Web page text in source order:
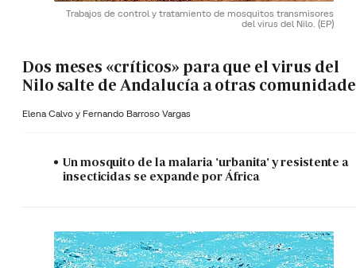
Trabajos de control y tratamiento de mosquitos transmisores
del virus del Nilo. (EP)
Dos meses «críticos» para que el virus del
Nilo salte de Andalucía a otras
Elena Calvo y Fernando Barroso Vargas
Un mosquito de la malaria 'urbanita' y resistente a
insecticidas se expande por África